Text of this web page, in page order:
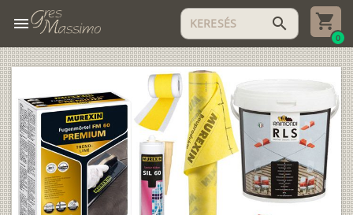
menu search
0